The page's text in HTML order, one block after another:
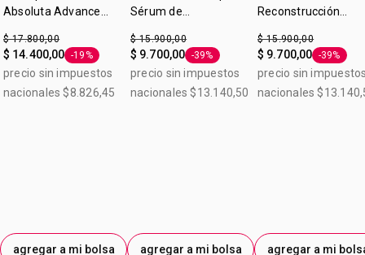
Absoluta Advance
$ 17.800,00
$ 14.400,00 Etiqueta -19%
-19%
precio sin impuestos
nacionales $8.826,45
agregar a mi bolsa
Sérum de
$ 15.900,00
$ 9.700,00 Etiqueta -39%
-39%
precio sin impuestos
nacionales $13.140,50
agregar a mi bolsa
Reconstrucción
Techniques 30ml
$ 15.900,00
$ 9.700,00 Etiqueta -
-39%
precio sin
nacionales
agregar a mi